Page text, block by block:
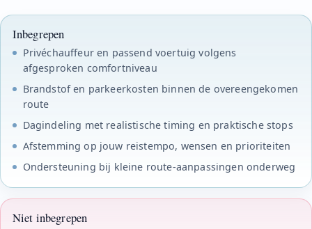
Inbegrepen
Privéchauffeur en passend voertuig volgens
afgesproken comfortniveau
Brandstof en parkeerkosten binnen de overeengekomen
route
Dagindeling met realistische timing en praktische stops
Afstemming op jouw reistempo, wensen en prioriteiten
Ondersteuning bij kleine route-aanpassingen onderweg
Niet inbegrepen